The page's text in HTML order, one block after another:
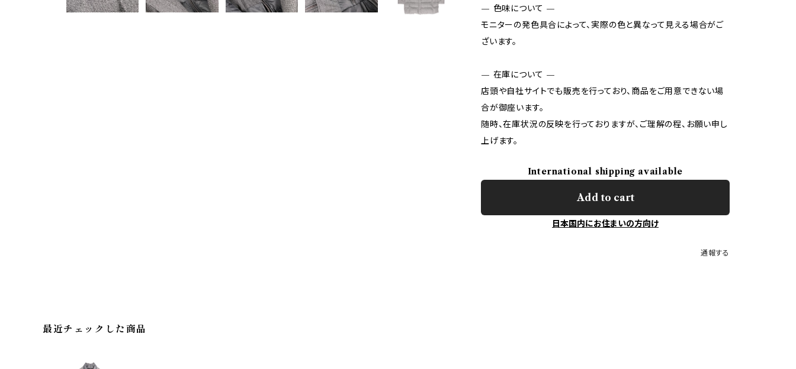
— 色味について —
モニターの発色具合によって、実際の色と異なって見える場合がご
ざいます。
— 在庫について —
店頭や自社サイトでも販売を行っており、商品をご用意できない場
合が御座います。
随時、在庫状況の反映を行っておりますが、ご理解の程、お願い申し
上げます。
International shipping available
Add to cart
日本国内にお住まいの方向け
通報する
最近チェックした商品